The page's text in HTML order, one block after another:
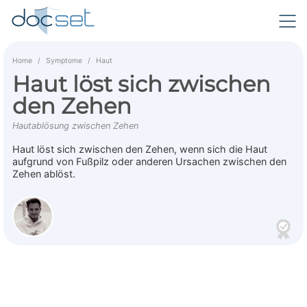
Home Symptome Haut
Haut löst sich zwischen
den Zehen
Hautablösung zwischen Zehen
Haut löst sich zwischen den Zehen, wenn sich die Haut
aufgrund von Fußpilz oder anderen Ursachen zwischen den
Zehen ablöst.